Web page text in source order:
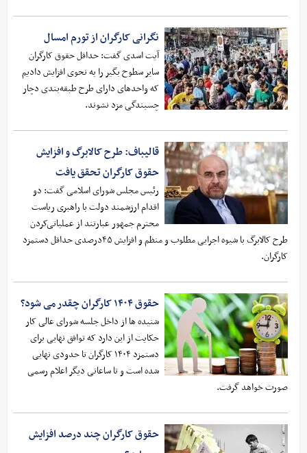
نگرانی کارگران از تورم امسال
آیت اسدی گفت: حداقل حقوق کارگران
سایر سطوح بگیر را به نحوی افزایش دادیم
که واحدهای دارای طرح طبقه‌بندی دچار
چسبندگی مزد نشوند.
قالیباف: طرح کالابرگ و افزایش
حقوق کارگران تحقق یافت
رئیس مجلس شورای اسلامی گفت: دو
اقدام ارزشمند دولت با راهبری ریاست
محترم جمهور عبارتند از عملیاتی‌کردن
طرح کالابرگ با شیوه اجرایی مطلوب و منظم و افزایش ۴۵درصدی حداقل دستمزد
کارگران.
حقوق ۱۴۰۴ کارگران چقدر می شود؟
شنیده ها از داخل جلسه شورای عالی کار
حکایت از این دارد که توافق نهایی برای
دستمزد ۱۴۰۴ کارگران تا حدودی نهایی
شده است و تا ساعاتی دیگر اعلام رسمی
صورت خواهد گرفت.
حقوق کارگران چند درصد افزایش